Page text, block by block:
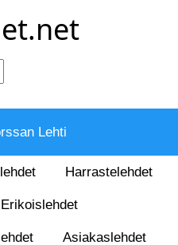
Lehti
Harrastelehdet
Erikoislehdet
Asiakaslehdet